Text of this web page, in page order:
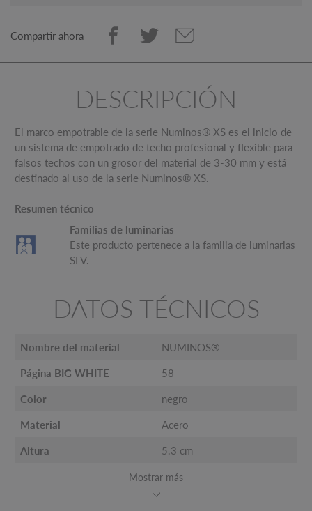
Compartir ahora
DESCRIPCIÓN
El marco empotrable de la serie Numinos® XS es el inicio de
un sistema de empotrado de techo profesional y flexible para
falsos techos con un grosor del material de 3-30 mm y está
destinado al uso de la serie Numinos® XS.
Resumen técnico
Familias de luminarias
Este producto pertenece a la familia de luminarias
SLV.
DATOS TÉCNICOS
Nombre del material NUMINOS®
Página BIG WHITE 58
Color negro
Material Acero
Altura 5.3 cm
Mostrar más